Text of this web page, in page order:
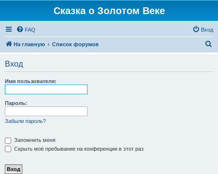
Сказка о Золотом Веке
FAQ Вход
На главную Список форумов
Вход
Имя пользователя:
Пароль:
Забыли пароль?
Запомнить меня
Скрыть моё пребывание на конференции в этот раз